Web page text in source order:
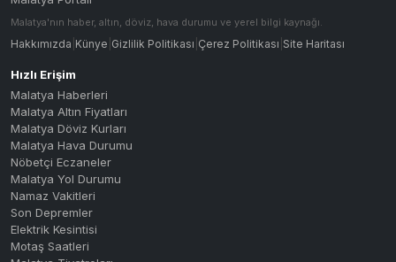
Malatya'nın haber, altın, döviz, hava durumu ve yerel bilgi kaynağı.
Hakkımızda Künye Gizlilik Politikası Çerez Politikası Site Haritası
Hızlı Erişim
Malatya Haberleri
Malatya Altın Fiyatları
Malatya Döviz Kurları
Malatya Hava Durumu
Nöbetçi Eczaneler
Malatya Yol Durumu
Namaz Vakitleri
Son Depremler
Elektrik Kesintisi
Motaş Saatleri